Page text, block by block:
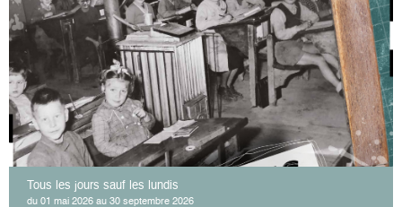
Tous les jours sauf les lundis
du 01 mai 2026 au 30 septembre 2026